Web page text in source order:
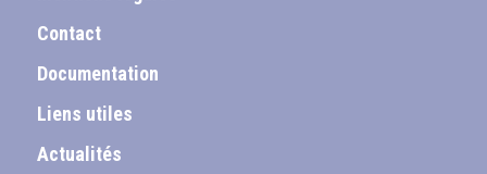
Contact
Documentation
Liens utiles
Actualités